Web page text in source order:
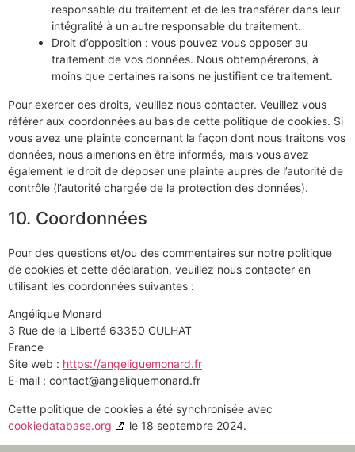
responsable du traitement et de les transférer dans leur
intégralité à un autre responsable du traitement.
Droit d’opposition : vous pouvez vous opposer au
traitement de vos données. Nous obtempérerons, à
moins que certaines raisons ne justifient ce traitement.
Pour exercer ces droits, veuillez nous contacter. Veuillez vous
référer aux coordonnées au bas de cette politique de cookies. Si
vous avez une plainte concernant la façon dont nous traitons vos
données, nous aimerions en être informés, mais vous avez
également le droit de déposer une plainte auprès de l’autorité de
contrôle (l’autorité chargée de la protection des données).
10. Coordonnées
Pour des questions et/ou des commentaires sur notre politique
de cookies et cette déclaration, veuillez nous contacter en
utilisant les coordonnées suivantes :
Angélique Monard
3 Rue de la Liberté 63350 CULHAT
France
Site web : https://angeliquemonard.fr
E-mail : contact@angeliquemonard.fr
Cette politique de cookies a été synchronisée avec
cookiedatabase.org
le 18 septembre 2024.